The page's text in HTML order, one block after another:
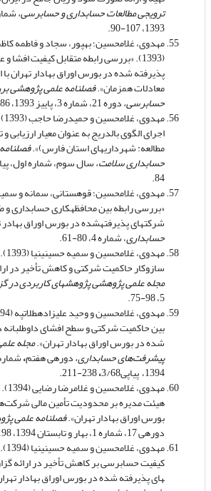
ترویجی مطالعات حسابداری و حسابرسی،
1393، 107-90.
مهدوی، غلامحسین؛ بهپور، سجاد و فاطمه
(1393). «بررسی رابطه متقابل کیفیت
پذیرفته شده در بورس اوراق بهادار تهران
معادلات همزمان».فصلنامه علمی پژوهشی
حسابرسی،دوره 21، شماره 3، پاییز 1393، 386-371.
اجرای الگوی بالدریج به عنوان معیار ارزیابی
مطالعه: شهرداری­های استان فارس)».
حسابداری سلامت،سالسوم، شماره اول،
84.
«بررسی رابطه بین محافظه­کاری
شرکت­های پذیرفته­شده در بورس اوراق
حسابداری، شماره 4، 80-61.
سازوکار حاکمیت شرکتی و کاهش تأخیر در
مجله علمی پژوهشی پژوهش­های کاربردی در
5، 98-75.
بین حاکمیت شرکتی و سطح افشای
شده در بورس اوراق بهادار تهران».مجله
پیشرفت‌های حسابداری،دوره­یهفتم،
1394، پیاپی3/68 ،238-211.
هیئت مدیره بر محدودیت تأمین مالی
بورس اوراق بهادار تهران».فصلنامه علمی
دوره­ی 17، شماره 1، بهار و تابستان 1394، 198-179.
های پذیرفته شده در بورس اوراق بهادار